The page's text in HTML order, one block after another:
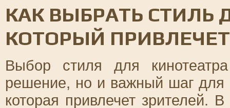
КАК ВЫБРАТЬ СТИЛЬ
КОТОРЫЙ
Выбор стиля для
решение, но и важный шаг
которая привлечет зрителей.